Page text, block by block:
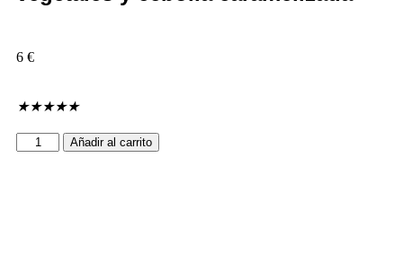
6 €
★★★★★
Añadir al carrito